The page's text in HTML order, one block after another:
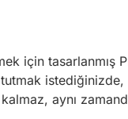
için
aynı